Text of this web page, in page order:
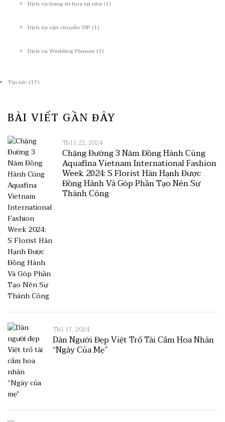
Dịch vụ trang trí hoa tại nhà (1)
Dịch vụ vận chuyển VIP (1)
Dịch vụ Wedding Planner(1)
Tin tức (17)
BÀI VIẾT GẦN ĐÂY
Th11 22, 2024
Chặng Đường 3 Năm Đồng Hành Cùng
Aquafina Vietnam International Fashion
Week 2024: S Florist Hân Hạnh Được
Đồng Hành Và Góp Phần Tạo Nên Sự
Thành Công
Th5 17, 2024
Dàn Người Đẹp Việt Trổ Tài Cắm Hoa Nhân
“Ngày Của Mẹ”